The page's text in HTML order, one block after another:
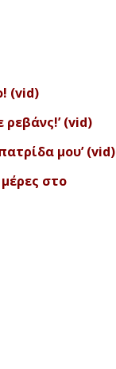
(vid)
ρεβάνς!’ (vid)
μου’ (vid)
στο